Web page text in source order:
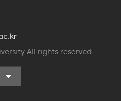
All rights reserved.